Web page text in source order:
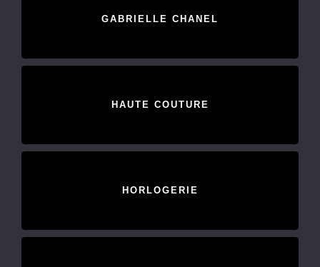
GABRIELLE CHANEL
HAUTE COUTURE
HORLOGERIE